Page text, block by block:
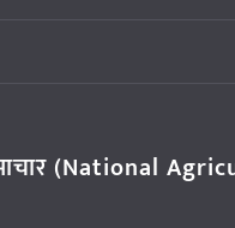
(National